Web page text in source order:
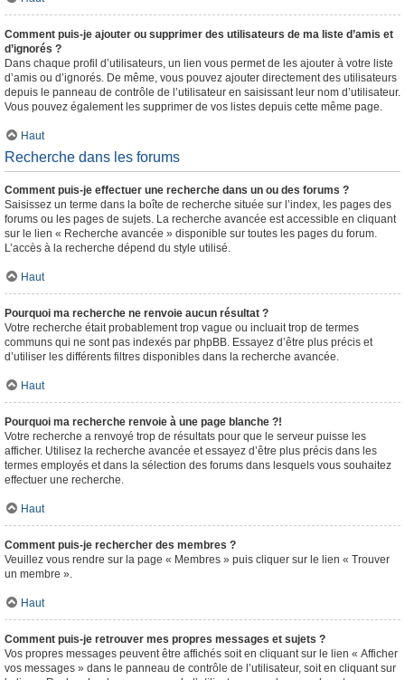
Comment puis-je ajouter ou supprimer des utilisateurs de ma liste d’amis et
d’ignorés ?
Dans chaque profil d’utilisateurs, un lien vous permet de les ajouter à votre liste
d’amis ou d’ignorés. De même, vous pouvez ajouter directement des utilisateurs
depuis le panneau de contrôle de l’utilisateur en saisissant leur nom d’utilisateur.
Vous pouvez également les supprimer de vos listes depuis cette même page.
Haut
Recherche dans les forums
Comment puis-je effectuer une recherche dans un ou des forums ?
Saisissez un terme dans la boîte de recherche située sur l’index, les pages des
forums ou les pages de sujets. La recherche avancée est accessible en cliquant
sur le lien « Recherche avancée » disponible sur toutes les pages du forum.
L’accès à la recherche dépend du style utilisé.
Haut
Pourquoi ma recherche ne renvoie aucun résultat ?
Votre recherche était probablement trop vague ou incluait trop de termes
communs qui ne sont pas indexés par phpBB. Essayez d’être plus précis et
d’utiliser les différents filtres disponibles dans la recherche avancée.
Haut
Pourquoi ma recherche renvoie à une page blanche ?!
Votre recherche a renvoyé trop de résultats pour que le serveur puisse les
afficher. Utilisez la recherche avancée et essayez d’être plus précis dans les
termes employés et dans la sélection des forums dans lesquels vous souhaitez
effectuer une recherche.
Haut
Comment puis-je rechercher des membres ?
Veuillez vous rendre sur la page « Membres » puis cliquer sur le lien « Trouver
un membre ».
Haut
Comment puis-je retrouver mes propres messages et sujets ?
Vos propres messages peuvent être affichés soit en cliquant sur le lien « Afficher
vos messages » dans le panneau de contrôle de l’utilisateur, soit en cliquant sur